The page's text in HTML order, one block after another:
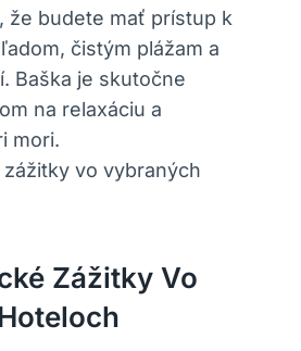
že budete mať prístup k
čistým plážam a
Baška je skutočne
na relaxáciu a
mori.
Zážitky Vo